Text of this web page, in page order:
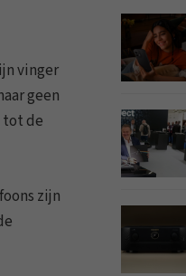
vinger
geen
tot de
zijn